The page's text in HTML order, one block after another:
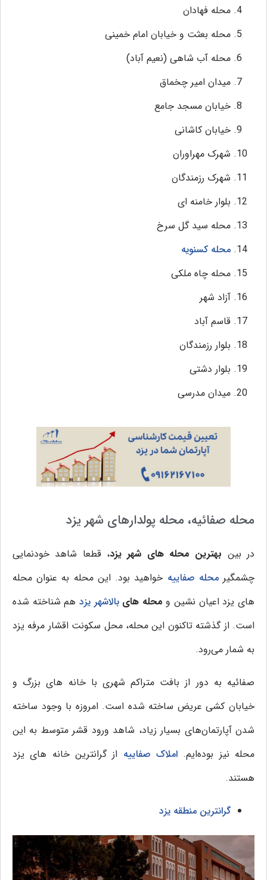
محله فهادان
محله بعثت و خیابان امام خمینی
محله آب شاهی (نعیم آباد)
میدان امیر چخماق
خیابان مسجد جامع
خیابان کاشانی
شهرک مهراوران
شهرک رزمندگان
بلوار خامنه ای
محله سید گل سرخ
محله کسنویه
محله چاه ملکی
آزاد شهر
قاسم آباد
بلوار رزمندگان
بلوار دشتی
میدان مدرسی
محله صفائیه، محله پولدارهای شهر یزد
در بین بهترین محله های شهر یزد، قطعا شاهد خودنمایی
چشمگیرمحله صفاییه خواهید بود. این محله به عنوان محله
های یزد اعیان نشین و محله هایبالاشهر یزد هم شناخته شده
است. از گذشته تاکنون این محله، محل سکونت اقشار مرفه یزد
به شمار می‌رود.
صفائیه به دور از بافت متراکم شهری با خانه های بزرگ و
خیابان کشی عریض ساخته شده است. امروزه با وجود ساخته
شدن آپارتمان‌های بسیار زیاد، شاهد ورود قشر متوسط به این
محله نیز بوده‌ایم. املاک صفاییه از گرانترین خانه های یزد
هستند.
گرانترین منطقه یزد